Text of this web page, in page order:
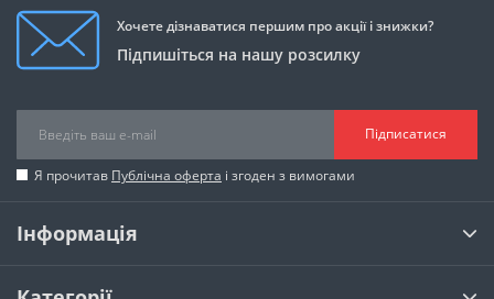
Хочете дізнаватися першим про акції і знижки?
Підпишіться на нашу розсилку
Підписатися
Я прочитав Публічна оферта і згоден з вимогами
Інформація